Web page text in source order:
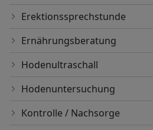
Erektionssprechstunde
Ernährungsberatung
Hodenultraschall
Hodenuntersuchung
Kontrolle / Nachsorge